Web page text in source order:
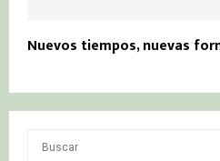
Nuevos tiempos, nuevas